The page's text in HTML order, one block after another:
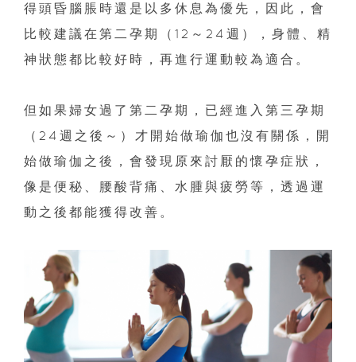
得頭昏腦脹時還是以多休息為優先，因此，會
比較建議在第二孕期（12～24週），身體、精
神狀態都比較好時，再進行運動較為適合。
但如果婦女過了第二孕期，已經進入第三孕期
（24週之後～）才開始做瑜伽也沒有關係，開
始做瑜伽之後，會發現原來討厭的懷孕症狀，
像是便秘、腰酸背痛、水腫與疲勞等，透過運
動之後都能獲得改善。